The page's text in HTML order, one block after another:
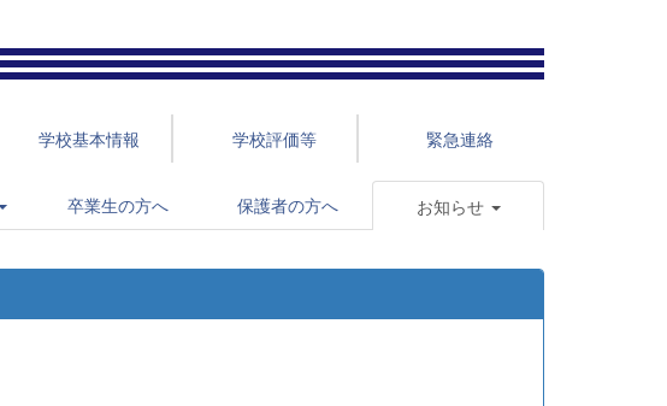
学校基本情報 学校評価等 緊急連絡
卒業生の方へ 保護者の方へ お知らせ